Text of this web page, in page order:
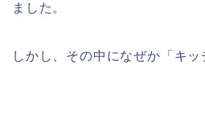
ました。
しかし、その中になぜか「キ